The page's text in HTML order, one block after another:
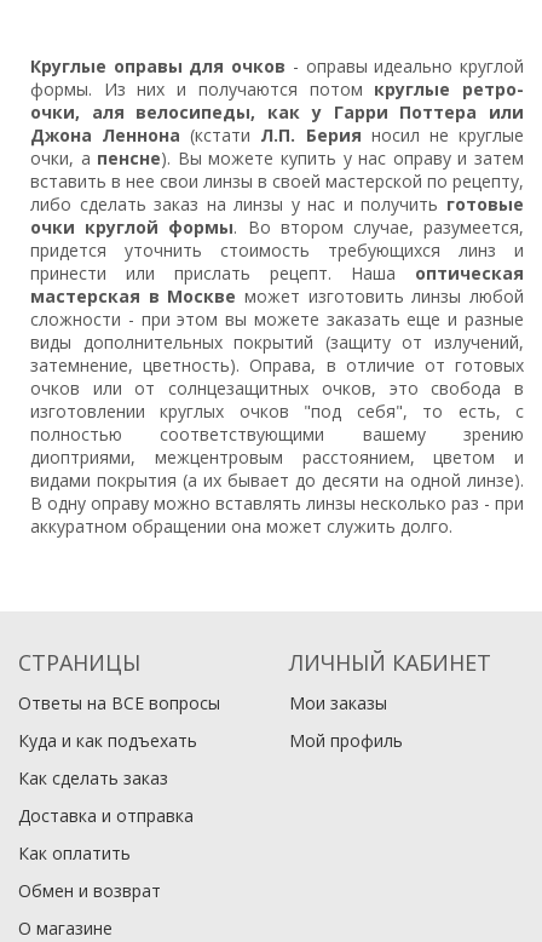
Круглые оправы для очков - оправы идеально круглой
формы. Из них и получаются потом круглые ретро-
очки, аля велосипеды, как у Гарри Поттера или
Джона Леннона (кстати Л.П. Берия носил не круглые
очки, а пенсне). Вы можете купить у нас оправу и затем
вставить в нее свои линзы в своей мастерской по рецепту,
либо сделать заказ на линзы у нас и получить готовые
очки круглой формы. Во втором случае, разумеется,
придется уточнить стоимость требующихся линз и
принести или прислать рецепт. Наша оптическая
мастерская в Москве может изготовить линзы любой
сложности - при этом вы можете заказать еще и разные
виды дополнительных покрытий (защиту от излучений,
затемнение, цветность). Оправа, в отличие от готовых
очков или от солнцезащитных очков, это свобода в
изготовлении круглых очков "под себя", то есть, с
полностью соответствующими вашему зрению
диоптриями, межцентровым расстоянием, цветом и
видами покрытия (а их бывает до десяти на одной линзе).
В одну оправу можно вставлять линзы несколько раз - при
аккуратном обращении она может служить долго.
СТРАНИЦЫ
Ответы на ВСЕ вопросы
Куда и как подъехать
Как сделать заказ
Доставка и отправка
Как оплатить
Обмен и возврат
О магазине
ЛИЧНЫЙ КАБИНЕТ
Мои заказы
Мой профиль